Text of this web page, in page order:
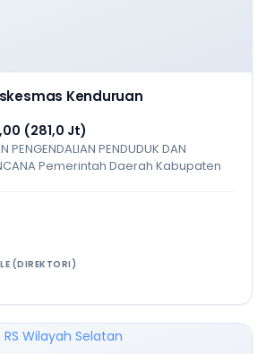
Kenduruan
(281,0 Jt)
PENGENDALIAN PENDUDUK DAN
Pemerintah Daerah Kabupaten
(DIREKTORI)